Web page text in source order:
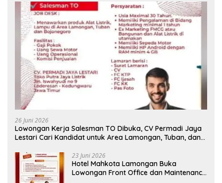
26 Juni 2026
Lowongan Kerja Salesman TO Dibuka, CV Permadi Jaya
Lestari Cari Kandidat untuk Area Lamongan, Tuban, dan
23 Juni 2026
Hotel Mahkota Lamongan Buka
Lowongan Front Office dan Maintenance